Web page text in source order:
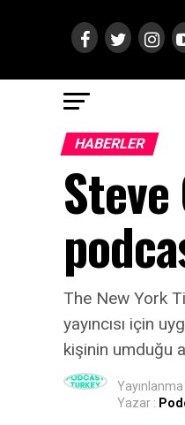
HABERLER
The New York
yayıncısı için
kişinin umduğu
Yazar :